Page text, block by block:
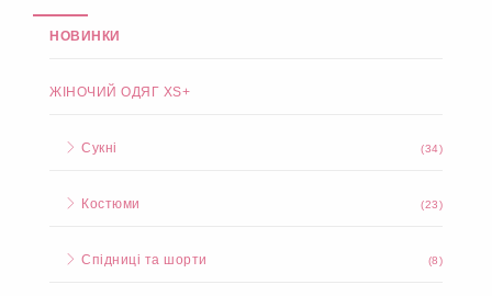
НОВИНКИ
ЖІНОЧИЙ ОДЯГ XS+
Сукні (34)
Костюми (23)
Спідниці та шорти (8)